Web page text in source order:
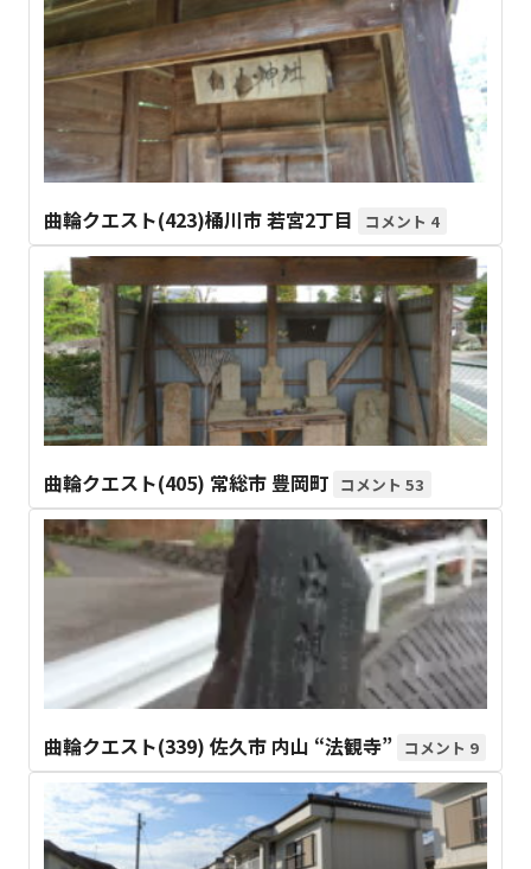
曲輪クエスト(423)桶川市 若宮2丁目 4
曲輪クエスト(405) 常総市 豊岡町 53
曲輪クエスト(339) 佐久市 内山 “法観寺” 9